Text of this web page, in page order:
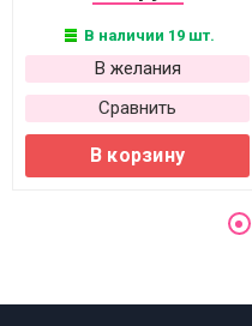
В наличии 19 шт.
В желания
Сравнить
В корзину